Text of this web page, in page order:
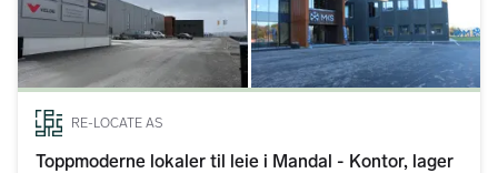
RE-LOCATE AS
Toppmoderne lokaler til leie i Mandal - Kontor, lager